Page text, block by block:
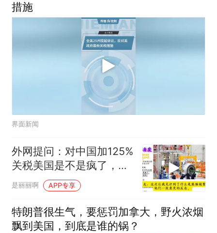
措施
界面新闻
外网提问：对中国加125%
关税美国是不是疯了，中
国不怕吗？
是丽丽啊 APP专享
特朗普很生气，要惩罚加拿大，野火浓烟
飘到美国，到底是谁的锅？